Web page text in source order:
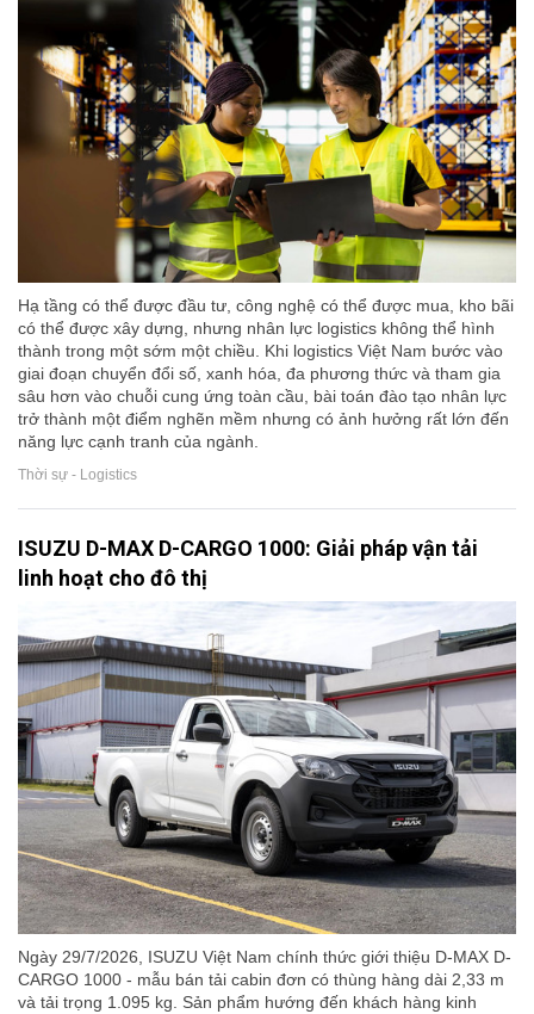
Hạ tầng có thể được đầu tư, công nghệ có thể được mua, kho bãi
có thể được xây dựng, nhưng nhân lực logistics không thể hình
thành trong một sớm một chiều. Khi logistics Việt Nam bước vào
giai đoạn chuyển đổi số, xanh hóa, đa phương thức và tham gia
sâu hơn vào chuỗi cung ứng toàn cầu, bài toán đào tạo nhân lực
trở thành một điểm nghẽn mềm nhưng có ảnh hưởng rất lớn đến
năng lực cạnh tranh của ngành.
Thời sự - Logistics
ISUZU D-MAX D-CARGO 1000: Giải pháp vận tải
linh hoạt cho đô thị
Ngày 29/7/2026, ISUZU Việt Nam chính thức giới thiệu D-MAX D-
CARGO 1000 - mẫu bán tải cabin đơn có thùng hàng dài 2,33 m
và tải trọng 1.095 kg. Sản phẩm hướng đến khách hàng kinh